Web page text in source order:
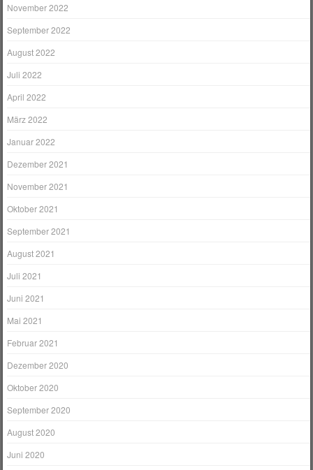
November 2022
September 2022
August 2022
Juli 2022
April 2022
März 2022
Januar 2022
Dezember 2021
November 2021
Oktober 2021
September 2021
August 2021
Juli 2021
Juni 2021
Mai 2021
Februar 2021
Dezember 2020
Oktober 2020
September 2020
August 2020
Juni 2020